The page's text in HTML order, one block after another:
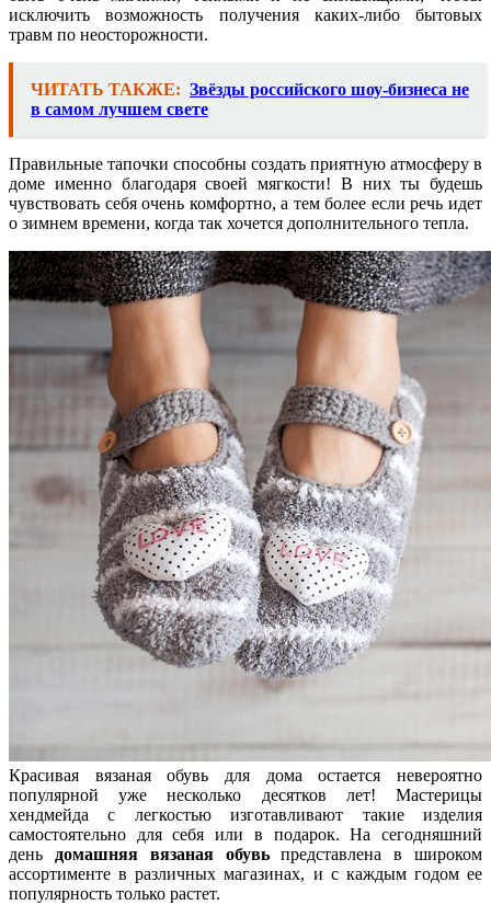
исключить возможность получения каких-либо бытовых
травм по неосторожности.
ЧИТАТЬ ТАКЖЕ: Звёзды российского шоу-бизнеса не
в самом лучшем свете
Правильные тапочки способны создать приятную атмосферу в
доме именно благодаря своей мягкости! В них ты будешь
чувствовать себя очень комфортно, а тем более если речь идет
о зимнем времени, когда так хочется дополнительного тепла.
Красивая вязаная обувь для дома остается невероятно
популярной уже несколько десятков лет! Мастерицы
хендмейда с легкостью изготавливают такие изделия
самостоятельно для себя или в подарок. На сегодняшний
день домашняя вязаная обувьпредставлена в широком
ассортименте в различных магазинах, и с каждым годом ее
популярность только растет.